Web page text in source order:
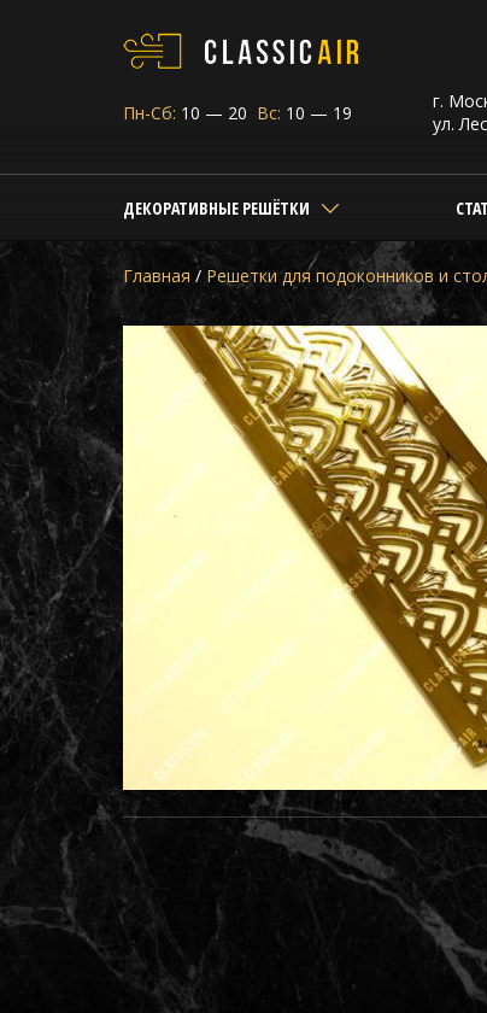
Пн-Сб: 10 — 20 Вс: 10 — 19
г.
ул.
ДЕКОРАТИВНЫЕ РЕШЁТКИ
Главная / Решетки для подоконников и